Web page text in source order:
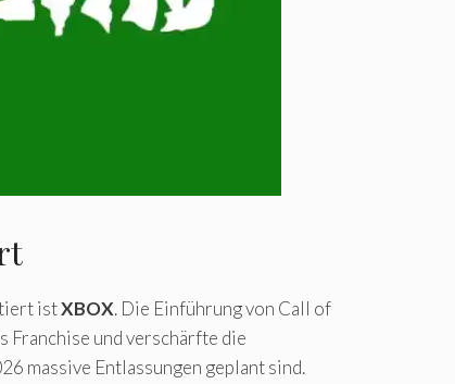
istXBOX. Die Einführung von Call of
Franchise und verschärfte die
massive Entlassungen geplant sind.